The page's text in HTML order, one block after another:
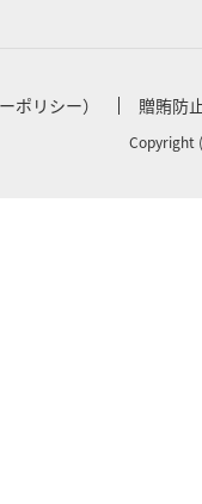
ポリシー） 贈賄防
Copyright